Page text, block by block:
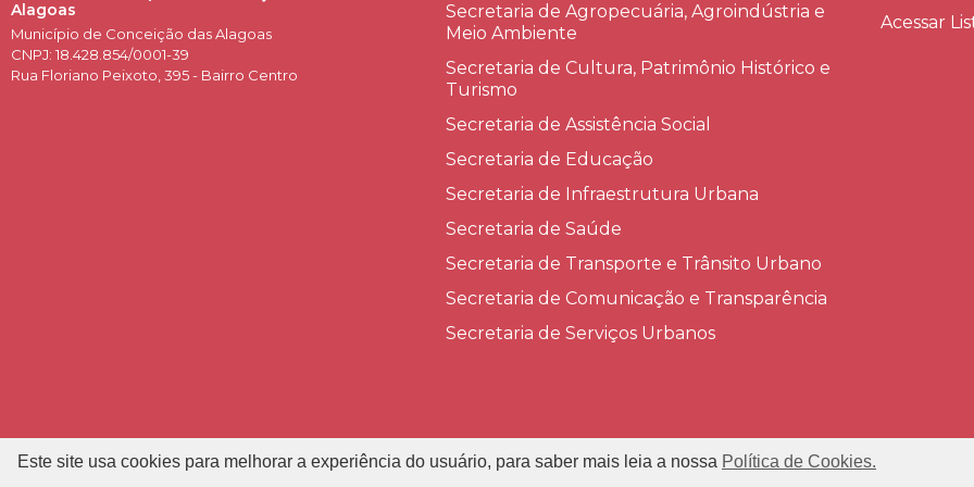
Alagoas
Município de Conceição das Alagoas
CNPJ: 18.428.854/0001-39
Rua Floriano Peixoto, 395 - Bairro Centro
Secretaria de Agropecuária, Agroindústria e
Meio Ambiente
Secretaria de Cultura, Patrimônio Histórico e
Turismo
Secretaria de Assistência Social
Secretaria de Educação
Secretaria de Infraestrutura Urbana
Secretaria de Saúde
Secretaria de Transporte e Trânsito Urbano
Secretaria de Comunicação e Transparência
Secretaria de Serviços Urbanos
Acessar
Prefeitura Municipal de Conceição das Alagoas
Este site usa cookies para melhorar a experiência do usuário, para saber mais leia a nossa Política de Cookies.